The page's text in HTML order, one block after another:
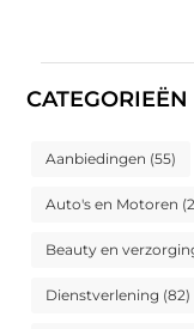
CATEGORIEËN
Aanbiedingen (55)
Auto's en Motoren
Beauty en
Dienstverlening (82)